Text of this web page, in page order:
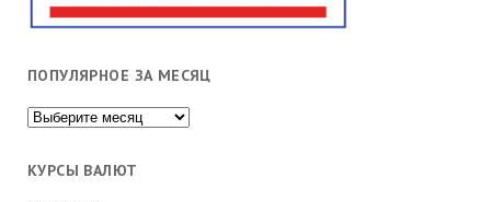
ПОПУЛЯРНОЕ ЗА МЕСЯЦ
Популярное
месяц
КУРСЫ ВАЛЮТ